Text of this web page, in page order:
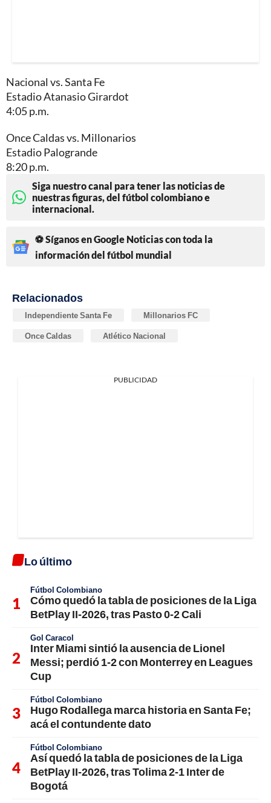
Nacional vs. Santa Fe
Estadio Atanasio Girardot
4:05 p.m.
Once Caldas vs. Millonarios
Estadio Palogrande
8:20 p.m.
Siga nuestro canal para tener las noticias de
nuestras figuras, del fútbol colombiano e
internacional.
⚽ Síganos en Google Noticias con toda la
información del fútbol mundial
Relacionados
Independiente Santa Fe Millonarios FC
Once Caldas Atlético Nacional
PUBLICIDAD
Lo último
Fútbol Colombiano
Cómo quedó la tabla de posiciones de la Liga
BetPlay II-2026, tras Pasto 0-2 Cali
Gol Caracol
Inter Miami sintió la ausencia de Lionel
Messi; perdió 1-2 con Monterrey en Leagues
Cup
Fútbol Colombiano
Hugo Rodallega marca historia en Santa Fe;
acá el contundente dato
Fútbol Colombiano
Así quedó la tabla de posiciones de la Liga
BetPlay II-2026, tras Tolima 2-1 Inter de
Bogotá